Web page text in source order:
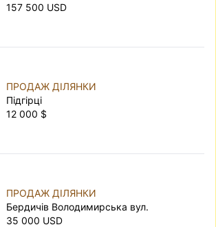
157 500 USD
ПРОДАЖ ДІЛЯНКИ
Підгірці
12 000 $
ПРОДАЖ ДІЛЯНКИ
Бердичів Володимирська вул.
35 000 USD